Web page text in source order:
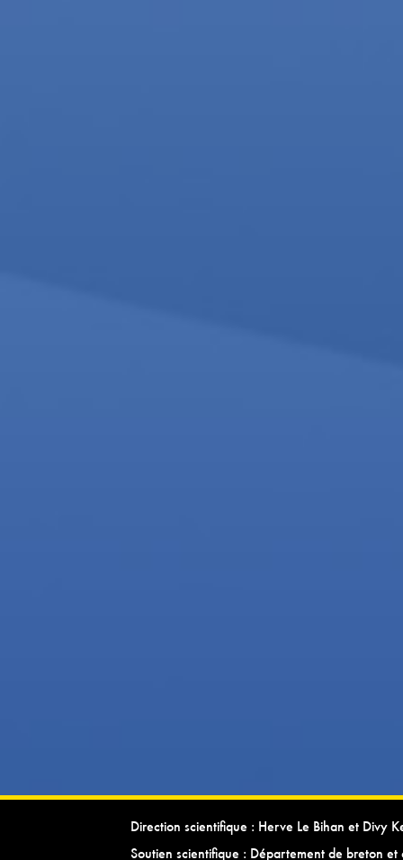
Direction scientifique : Herve Le Bihan et Divy
Soutien scientifique : Département de breton et